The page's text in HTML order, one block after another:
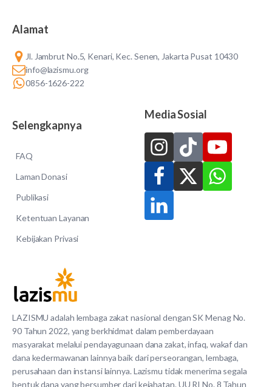
LAZISMU adalah lembaga zakat nasional dengan SK Menag No.
90 Tahun 2022, yang berkhidmat dalam pemberdayaan
masyarakat melalui pendayagunaan dana zakat, infaq, wakaf dan
dana kedermawanan lainnya baik dari perseorangan, lembaga,
perusahaan dan instansi lainnya. Lazismu tidak menerima segala
bentuk dana yang bersumber dari kejahatan. UU RI No. 8 Tahun
Alamat
Jl. Jambrut No.5, Kenari, Kec. Senen, Jakarta Pusat 10430
info@lazismu.org
0856-1626-222
Selengkapnya
FAQ
Laman Donasi
Publikasi
Ketentuan Layanan
Kebijakan Privasi
Media Sosial